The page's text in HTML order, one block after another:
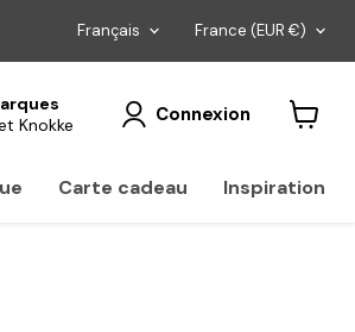
Langue
Français Pays
France (EUR €)
Knokke
Connexion
panier
Carte cadeau Inspiration